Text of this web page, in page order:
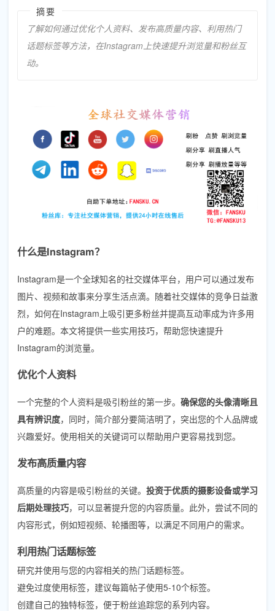
摘要
了解如何通过优化个人资料、发布高质量内容、利用热门
话题标签等方法，在Instagram上快速提升浏览量和粉丝互
动。
什么是Instagram？
Instagram是一个全球知名的社交媒体平台，用户可以通过发布
图片、视频和故事来分享生活点滴。随着社交媒体的竞争日益激
烈，如何在Instagram上吸引更多粉丝并提高互动率成为许多用
户的难题。本文将提供一些实用技巧，帮助您快速提升
Instagram的浏览量。
优化个人资料
一个完整的个人资料是吸引粉丝的第一步。 确保您的头像清晰且
具有辨识度，同时，简介部分要简洁明了，突出您的个人品牌或
兴趣爱好。使用相关的关键词可以帮助用户更容易找到您。
发布高质量内容
高质量的内容是吸引粉丝的关键。 投资于优质的摄影设备或学习
后期处理技巧，可以显著提升您的内容质量。此外，尝试不同的
内容形式，例如短视频、轮播图等，以满足不同用户的需求。
利用热门话题标签
研究并使用与您的内容相关的热门话题标签。
避免过度使用标签，建议每篇帖子使用5-10个标签。
创建自己的独特标签，便于粉丝追踪您的系列内容。